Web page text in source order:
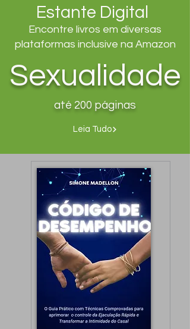
Estante Digital
Encontre livros em diversas
plataformas inclusive na Amazon
Sexualidade
até 200 páginas
Leia Tudo